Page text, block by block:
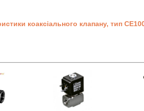
коаксіального клапану, тип